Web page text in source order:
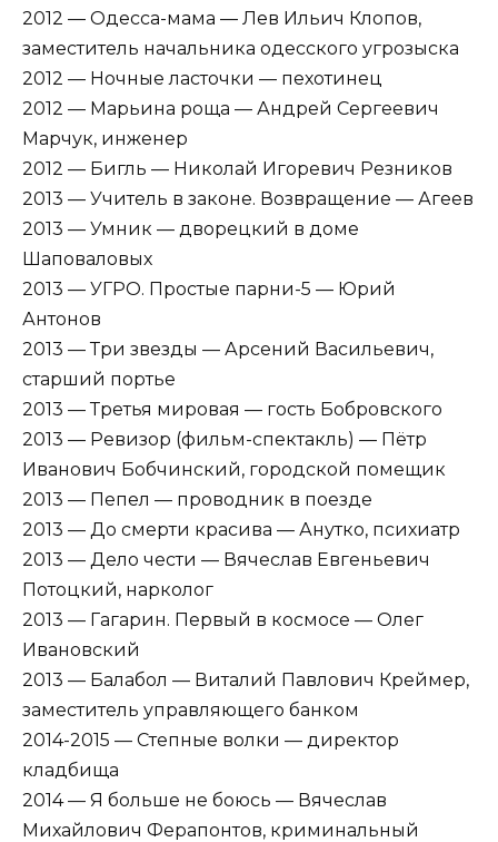
2012 — Одесса-мама — Лев Ильич Клопов,
заместитель начальника одесского угрозыска
2012 — Ночные ласточки — пехотинец
2012 — Марьина роща — Андрей Сергеевич
Марчук, инженер
2012 — Бигль — Николай Игоревич Резников
2013 — Учитель в законе. Возвращение — Агеев
2013 — Умник — дворецкий в доме
Шаповаловых
2013 — УГРО. Простые парни-5 — Юрий
Антонов
2013 — Три звезды — Арсений Васильевич,
старший портье
2013 — Третья мировая — гость Бобровского
2013 — Ревизор (фильм-спектакль) — Пётр
Иванович Бобчинский, городской помещик
2013 — Пепел — проводник в поезде
2013 — До смерти красива — Анутко, психиатр
2013 — Дело чести — Вячеслав Евгеньевич
Потоцкий, нарколог
2013 — Гагарин. Первый в космосе — Олег
Ивановский
2013 — Балабол — Виталий Павлович Креймер,
заместитель управляющего банком
2014-2015 — Степные волки — директор
кладбища
2014 — Я больше не боюсь — Вячеслав
Михайлович Ферапонтов, криминальный